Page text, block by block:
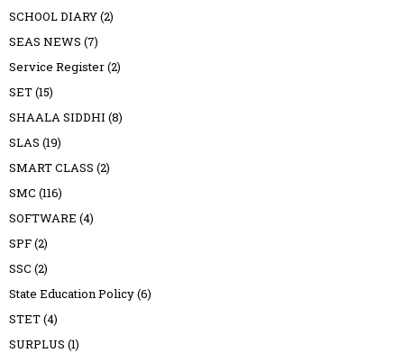
SCHOOL DIARY(2)
SEAS NEWS (7)
Service Register(2)
SET(15)
SHAALA SIDDHI (8)
SLAS (19)
SMART CLASS (2)
SMC (116)
SOFTWARE (4)
SPF(2)
SSC (2)
State Education Policy(6)
STET(4)
SURPLUS (1)